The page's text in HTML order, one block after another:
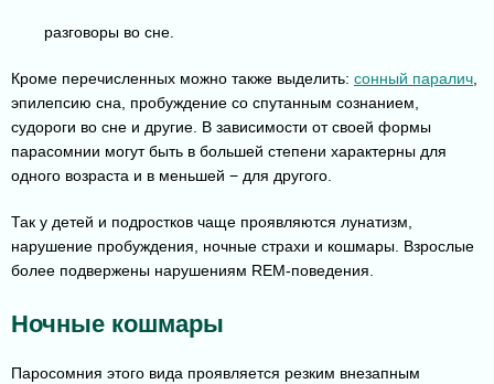
разговоры во сне.
Кроме перечисленных можно также выделить: сонный паралич,
эпилепсию сна, пробуждение со спутанным сознанием,
судороги во сне и другие. В зависимости от своей формы
парасомнии могут быть в большей степени характерны для
одного возраста и в меньшей − для другого.
Так у детей и подростков чаще проявляются лунатизм,
нарушение пробуждения, ночные страхи и кошмары. Взрослые
более подвержены нарушениям REM-поведения.
Ночные кошмары
Паросомния этого вида проявляется резким внезапным